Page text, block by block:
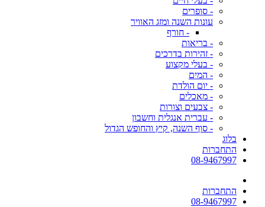
- סופרים
עונות השנה ומזג האוויר
- חורף
- בריאות
- זהירות בדרכים
- בעלי מקצוע
- המים
- יום הולדת
- מאכלים
- צבעים וצורות
- עברית אנגלית וחשבון
- סוף השנה, קיץ והחופש הגדול
בלוג
התחברות
08-9467997
התחברות
08-9467997